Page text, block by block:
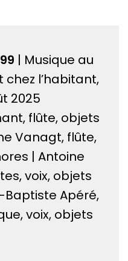
| Musique au
l’habitant,
2025
flûte, objets
Vanagt, flûte,
| Antoine
voix, objets
Apéré,
voix, objets